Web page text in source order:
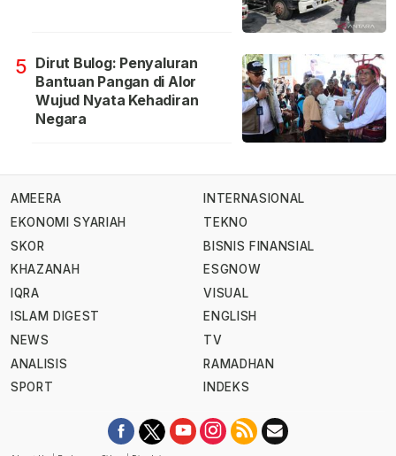
5 Dirut Bulog: Penyaluran
Bantuan Pangan di Alor
Wujud Nyata Kehadiran
Negara
AMEERA
EKONOMI SYARIAH
SKOR
KHAZANAH
IQRA
ISLAM DIGEST
NEWS
ANALISIS
SPORT
INTERNASIONAL
TEKNO
BISNIS FINANSIAL
ESGNOW
VISUAL
ENGLISH
TV
RAMADHAN
INDEKS